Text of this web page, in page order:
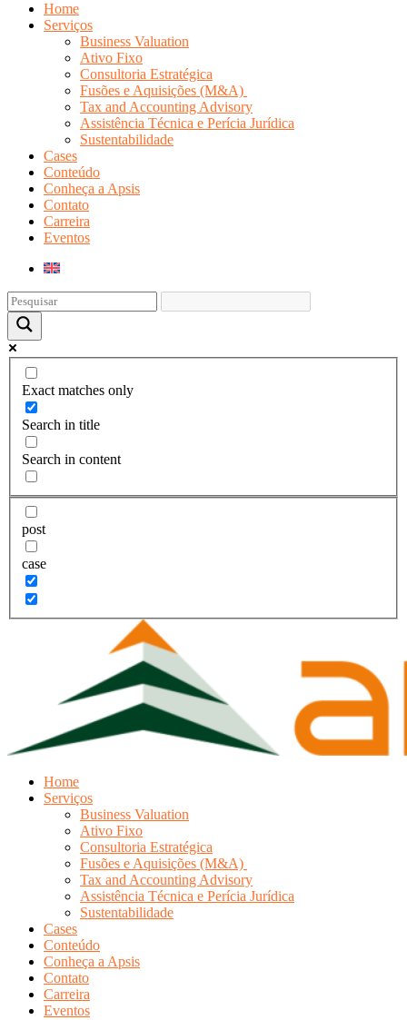
Home
Serviços
Business Valuation
Ativo Fixo
Consultoria Estratégica
Fusões e Aquisições (M&A)
Tax and Accounting Advisory
Assistência Técnica e Perícia Jurídica
Sustentabilidade
Cases
Conteúdo
Conheça a Apsis
Contato
Carreira
Eventos
Exact matches only
Search in title
Search in content
post
case
Home
Serviços
Business Valuation
Ativo Fixo
Consultoria Estratégica
Fusões e Aquisições (M&A)
Tax and Accounting Advisory
Assistência Técnica e Perícia Jurídica
Sustentabilidade
Cases
Conteúdo
Conheça a Apsis
Contato
Carreira
Eventos